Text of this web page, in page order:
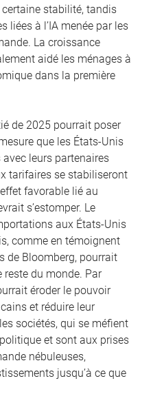
stabilité, tandis
liées à l’IA menée par les
La croissance
aidé les ménages à
dans la première
de 2025 pourrait poser
que les États-Unis
leurs partenaires
tarifaires se stabiliseront
favorable lié au
s’estomper. Le
aux États-Unis
comme en témoignent
de Bloomberg, pourrait
du monde. Par
éroder le pouvoir
et réduire leur
sociétés, qui se méfient
et sont aux prises
nébuleuses,
jusqu’à ce que